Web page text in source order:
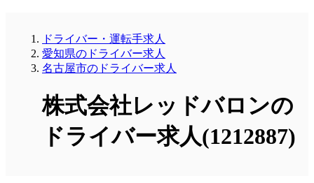
ドライバー・運転手求人
愛知県のドライバー求人
名古屋市のドライバー求人
株式会社レッドバロンの
ドライバー求人(1212887)